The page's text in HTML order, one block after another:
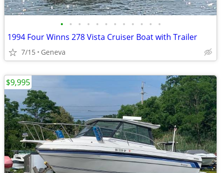
• • • • • • • • • • • •
1994 Four Winns 278 Vista Cruiser Boat with Trailer
7/15 Geneva
$9,995